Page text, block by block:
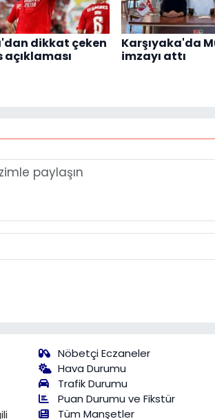
dikkat çeken
Karşıyaka'da
imzayı attı
Nöbetçi Eczaneler
Hava Durumu
Trafik Durumu
Puan Durumu ve Fikstür
Tüm Manşetler